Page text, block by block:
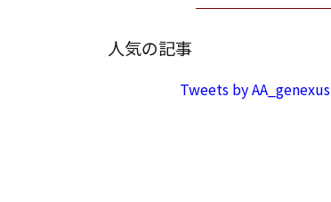
人気の記事
Tweets by AA_genexus